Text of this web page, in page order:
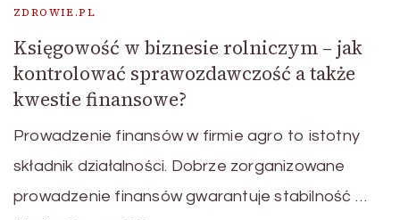
ZDROWIE.PL
Księgowość w biznesie rolniczym – jak
kontrolować sprawozdawczość a także
kwestie finansowe?
Prowadzenie finansów w firmie agro to istotny
składnik działalności. Dobrze zorganizowane
prowadzenie finansów gwarantuje stabilność …